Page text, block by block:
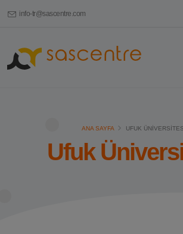
info-tr@sascentre.com
ANA SAYFA UFUK
Ufuk